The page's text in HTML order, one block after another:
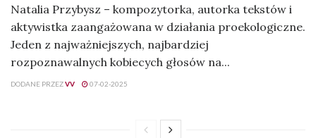
Natalia Przybysz – kompozytorka, autorka tekstów i
aktywistka zaangażowana w działania proekologiczne.
Jeden z najważniejszych, najbardziej
rozpoznawalnych kobiecych głosów na...
DODANE PRZEZVV 07-02-2025